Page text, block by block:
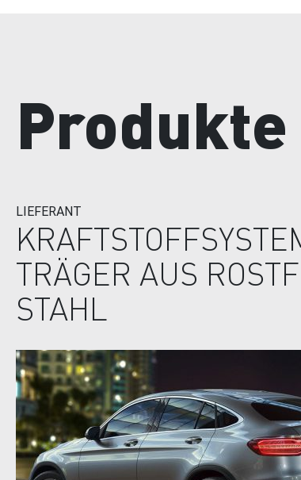
Produkte
LIEFERANT
TRÄGER AUS
STAHL